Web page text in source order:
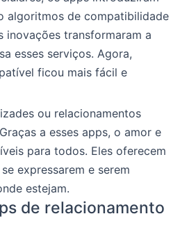
algoritmos de compatibilidade
inovações transformaram a
esses serviços. Agora,
ficou mais fácil e
ou relacionamentos
a esses apps, o amor e
para todos. Eles oferecem
expressarem e serem
estejam.
de relacionamento